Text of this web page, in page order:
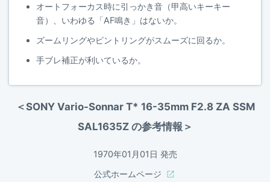
オートフォーカス時に引っかき音（甲高いキーキー
音）、いわゆる「AF鳴き」はないか。
ズームリングやピントリングがスムーズに回るか。
手ブレ補正が利いているか。
＜SONY Vario-Sonnar T* 16-35mm F2.8 ZA SSM
SAL1635Z の参考情報＞
1970年01月01日 発売
公式ホームページ